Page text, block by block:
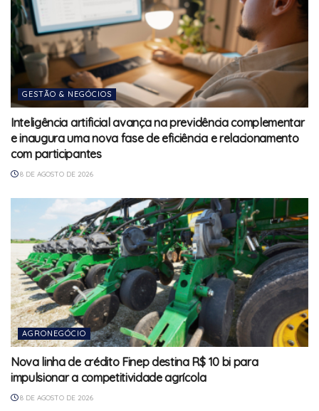
GESTÃO & NEGÓCIOS
Inteligência artificial avança na previdência complementar
e inaugura uma nova fase de eficiência e relacionamento
com participantes
8 DE AGOSTO DE 2026
AGRONEGÓCIO
Nova linha de crédito Finep destina R$ 10 bi para
impulsionar a competitividade agrícola
8 DE AGOSTO DE 2026